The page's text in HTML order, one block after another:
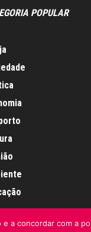
POPULAR
a concordar com a